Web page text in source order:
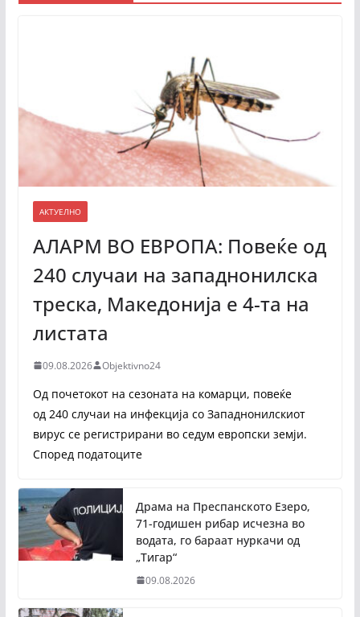
АКТУЕЛНО
АЛАРМ ВО ЕВРОПА: Повеќе од
240 случаи на западнонилска
треска, Македонија е 4-та на
листата
09.08.2026 Objektivno24
Од почетокот на сезоната на комарци, повеќе
од 240 случаи на инфекција со Западнонилскиот
вирус се регистрирани во седум европски земји.
Според податоците
Драма на Преспанското Езеро,
71-годишен рибар исчезна во
водата, го бараат нуркачи од
„Тигар“
09.08.2026